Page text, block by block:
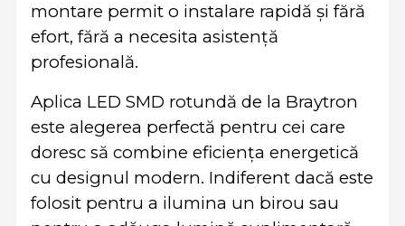
montare permit o instalare rapidă și fără
efort, fără a necesita asistență
profesională.
Aplica LED SMD rotundă de la Braytron
este alegerea perfectă pentru cei care
doresc să combine eficiența energetică
cu designul modern. Indiferent dacă este
folosit pentru a ilumina un birou sau